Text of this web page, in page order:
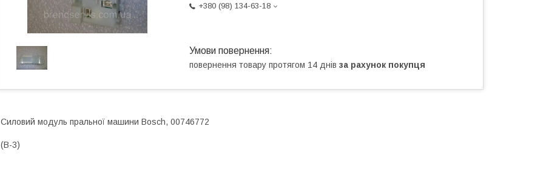
+380 (98) 134-63-18
повернення товару протягом 14 днів за рахунок покупця
Силовий модуль пральної машини Bosch, 00746772
(B-3)